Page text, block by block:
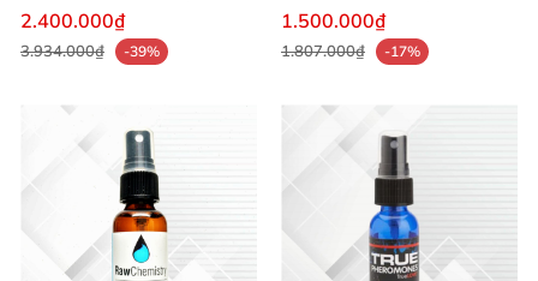
tăng hấp dẫn nhanh
2.400.000₫
3.934.000₫ -39%
Gợi Dục Tự Nhiên
1.500.000₫
1.807.000₫ -17%